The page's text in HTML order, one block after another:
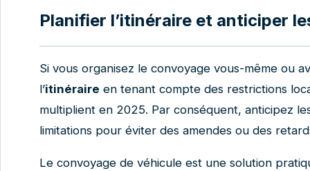
Planifier l’itinéraire et anticiper
Si vous organisez le convoyage vous-même ou
l’itinéraire en tenant compte des restrictions
multiplient en 2025. Par conséquent, anticipez
limitations pour éviter des amendes ou des
Le convoyage de véhicule est une solution